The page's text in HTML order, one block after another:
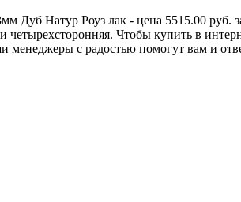
Дуб Натур Роуз лак - цена 5515.00
Чтобы купить в
с радостью помогут вам и